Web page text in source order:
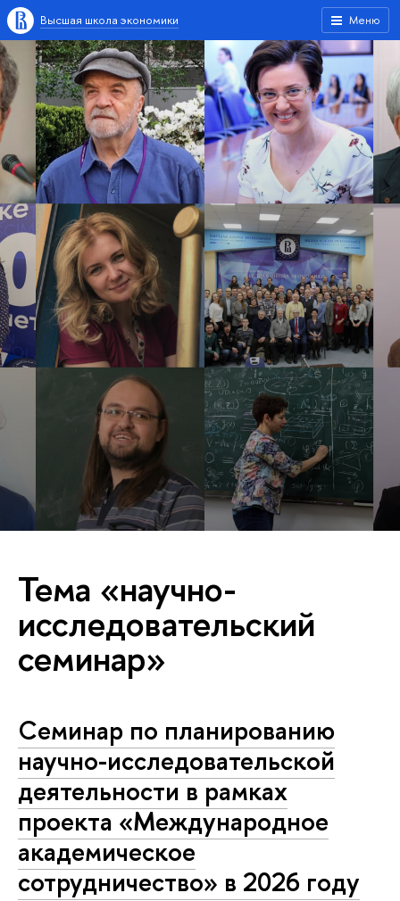
Меню
Высшая школа экономики
Тема «научно-
исследовательский
семинар»
Семинар по планированию
научно-исследовательской
деятельности в рамках
проекта «Международное
академическое
сотрудничество» в 2026 году